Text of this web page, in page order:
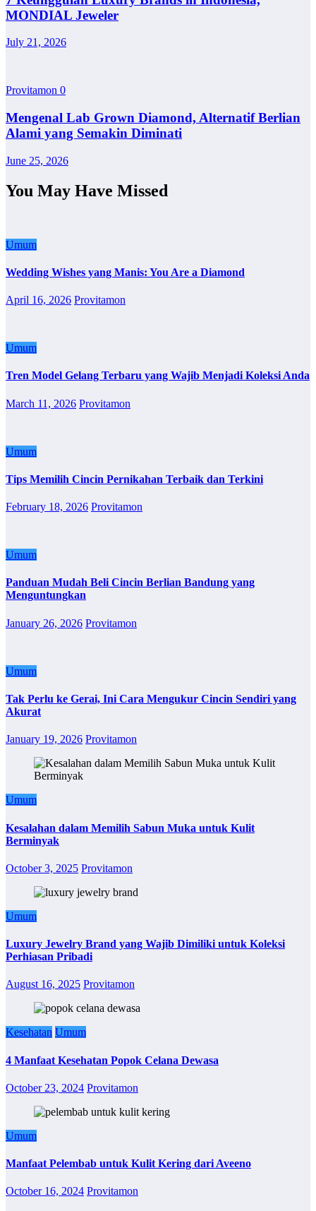
MONDIAL Jeweler
July 21, 2026
Provitamon 0
Mengenal Lab Grown Diamond, Alternatif Berlian
Alami yang Semakin Diminati
June 25, 2026
You May Have Missed
Umum
Wedding Wishes yang Manis: You Are a Diamond
April 16, 2026 Provitamon
Umum
Tren Model Gelang Terbaru yang Wajib Menjadi Koleksi Anda
March 11, 2026 Provitamon
Umum
Tips Memilih Cincin Pernikahan Terbaik dan Terkini
February 18, 2026 Provitamon
Umum
Panduan Mudah Beli Cincin Berlian Bandung yang
Menguntungkan
January 26, 2026 Provitamon
Umum
Tak Perlu ke Gerai, Ini Cara Mengukur Cincin Sendiri yang
Akurat
January 19, 2026 Provitamon
Umum
Kesalahan dalam Memilih Sabun Muka untuk Kulit
Berminyak
October 3, 2025 Provitamon
Umum
Luxury Jewelry Brand yang Wajib Dimiliki untuk Koleksi
Perhiasan Pribadi
August 16, 2025 Provitamon
Kesehatan Umum
4 Manfaat Kesehatan Popok Celana Dewasa
October 23, 2024 Provitamon
Umum
Manfaat Pelembab untuk Kulit Kering dari Aveeno
October 16, 2024 Provitamon